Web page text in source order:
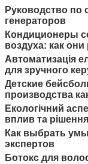
Руководство
генераторов
Кондиционеры
воздуха: как
Автоматизація
для зручного
Детские
производства
Екологічний
вплив та рішення
Как выбрать
экспертов
Ботокс для